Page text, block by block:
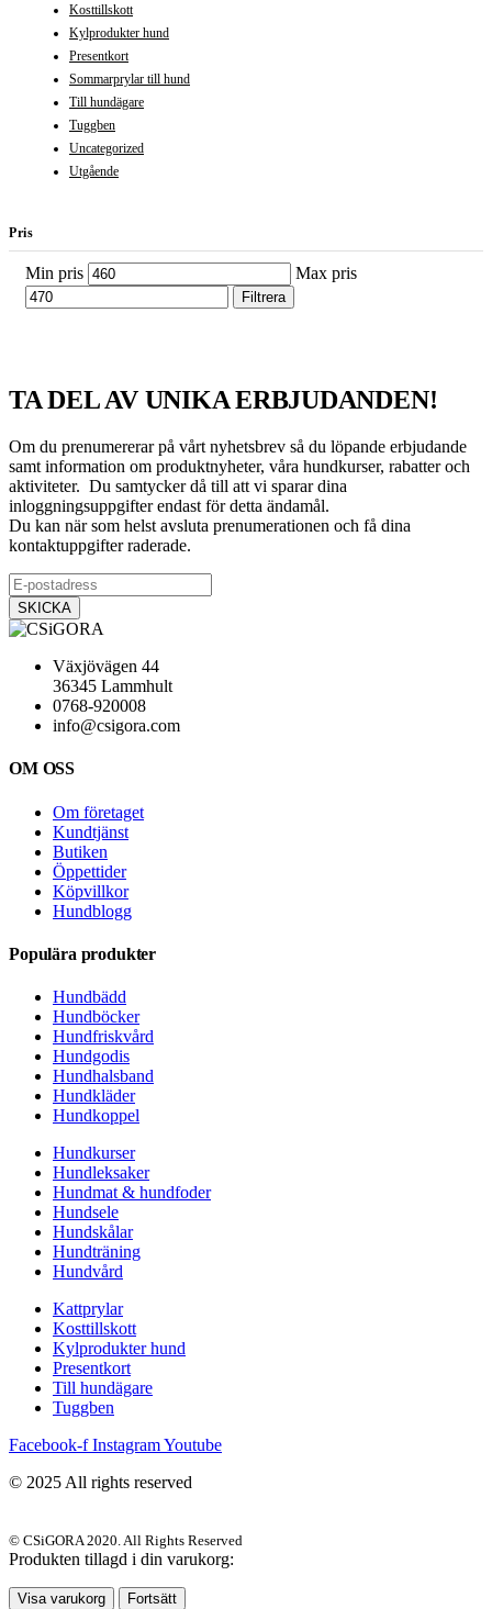
Kosttillskott
Kylprodukter hund
Presentkort
Sommarprylar till hund
Till hundägare
Tuggben
Uncategorized
Utgående
Pris
Min pris Max pris
Filtrera
TA DEL AV UNIKA ERBJUDANDEN!
Om du prenumererar på vårt nyhetsbrev så du löpande erbjudande
samt information om produktnyheter, våra hundkurser, rabatter och
aktiviteter. Du samtycker då till att vi sparar dina
inloggningsuppgifter endast för detta ändamål.
Du kan när som helst avsluta prenumerationen och få dina
kontaktuppgifter raderade.
Växjövägen 44
36345 Lammhult
0768-920008
info@csigora.com
OM OSS
Om företaget
Kundtjänst
Butiken
Öppettider
Köpvillkor
Hundblogg
Populära produkter
Hundbädd
Hundböcker
Hundfriskvård
Hundgodis
Hundhalsband
Hundkläder
Hundkoppel
Hundkurser
Hundleksaker
Hundmat & hundfoder
Hundsele
Hundskålar
Hundträning
Hundvård
Kattprylar
Kosttillskott
Kylprodukter hund
Presentkort
Till hundägare
Tuggben
Facebook-f InstagramYoutube
© 2025 All rights reserved
© CSiGORA 2020. All Rights Reserved
Produkten tillagd i din varukorg:
Visa varukorg Fortsätt